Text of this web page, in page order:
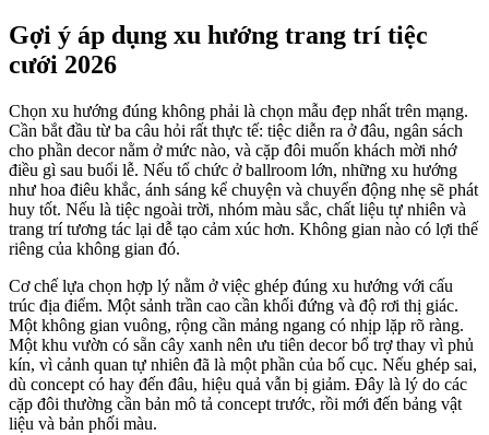
Gợi ý áp dụng xu hướng trang trí tiệc
cưới 2026
Chọn xu hướng đúng không phải là chọn mẫu đẹp nhất trên mạng.
Cần bắt đầu từ ba câu hỏi rất thực tế: tiệc diễn ra ở đâu, ngân sách
cho phần decor nằm ở mức nào, và cặp đôi muốn khách mời nhớ
điều gì sau buổi lễ. Nếu tổ chức ở ballroom lớn, những xu hướng
như hoa điêu khắc, ánh sáng kể chuyện và chuyển động nhẹ sẽ phát
huy tốt. Nếu là tiệc ngoài trời, nhóm màu sắc, chất liệu tự nhiên và
trang trí tương tác lại dễ tạo cảm xúc hơn. Không gian nào có lợi thế
riêng của không gian đó.
Cơ chế lựa chọn hợp lý nằm ở việc ghép đúng xu hướng với cấu
trúc địa điểm. Một sảnh trần cao cần khối đứng và độ rơi thị giác.
Một không gian vuông, rộng cần mảng ngang có nhịp lặp rõ ràng.
Một khu vườn có sẵn cây xanh nên ưu tiên decor bổ trợ thay vì phủ
kín, vì cảnh quan tự nhiên đã là một phần của bố cục. Nếu ghép sai,
dù concept có hay đến đâu, hiệu quả vẫn bị giảm. Đây là lý do các
cặp đôi thường cần bản mô tả concept trước, rồi mới đến bảng vật
liệu và bản phối màu.